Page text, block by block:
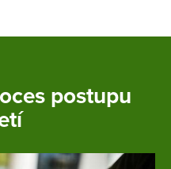
postupu